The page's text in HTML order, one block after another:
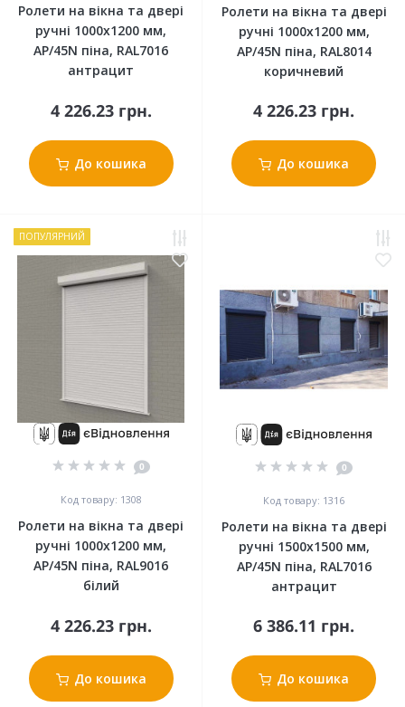
Ролети на вікна та двері
ручні 1000x1200 мм,
АР/45N піна, RAL7016
антрацит
4 226.23 грн.
До кошика
Ролети на вікна та двері
ручні 1000x1200 мм,
АР/45N піна, RAL8014
коричневий
4 226.23 грн.
До кошика
ПОПУЛЯРНИЙ
0
Код товару: 1308
Ролети на вікна та двері
ручні 1000x1200 мм,
АР/45N піна, RAL9016
білий
4 226.23 грн.
До кошика
0
Код товару: 1316
Ролети на вікна та двері
ручні 1500x1500 мм,
АР/45N піна, RAL7016
антрацит
6 386.11 грн.
До кошика